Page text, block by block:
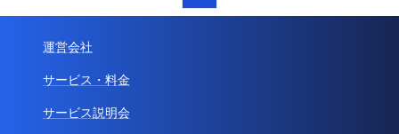
運営会社
サービス・料金
サービス説明会